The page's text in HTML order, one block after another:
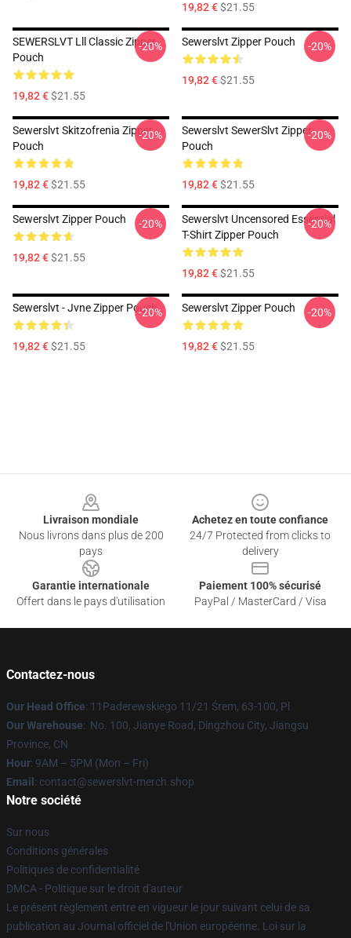
19,82 €$21.55
SEWERSLVT Lll Classic Zipper
Pouch
19,82 €$21.55
-20% Sewerslvt Zipper Pouch
19,82 €$21.55
-20%
Sewerslvt Skitzofrenia Zipper
Pouch
19,82 €$21.55
-20%
Sewerslvt SewerSlvt Zipper
Pouch
19,82 €$21.55
-20%
Sewerslvt Zipper Pouch
19,82 €$21.55
-20%
Sewerslvt Uncensored Essential
T-Shirt Zipper Pouch
19,82 €$21.55
-20%
Sewerslvt - Jvne Zipper Pouch
19,82 €$21.55
-20% Sewerslvt Zipper Pouch
19,82 €$21.55
-20%
Livraison mondiale
Nous livrons dans plus de 200
pays
Achetez en toute confiance
24/7 Protected from clicks to
delivery
Garantie internationale
Offert dans le pays d'utilisation
Paiement 100% sécurisé
PayPal / MasterCard / Visa
Contactez-nous
Our Head Office: 11Paderewskiego 11/21 Śrem, 63-100, Pl
Our Warehouse: No. 100, Jianye Road, Dingzhou City, Jiangsu
Province, CN
Hour: 9AM – 5PM (Mon – Fri)
Email : contact@sewerslvt-merch.shop
Notre société
Sur nous
Conditions générales
Politiques de confidentialité
DMCA - Politique sur le droit d'auteur
Le présent règlement entre en vigueur le jour suivant celui de sa
publication au Journal officiel de l'Union européenne. Loi sur la